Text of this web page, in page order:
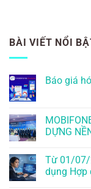
BÀI VIẾT NỔI
Báo giá
DỰNG
Từ 01/07/
dụng Hợp